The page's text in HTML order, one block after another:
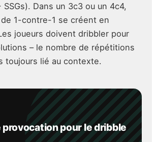
SSGs). Dans un 3c3 ou un 4c4,
1-contre-1 se créent en
joueurs doivent dribbler pour
– le nombre de répétitions
toujours lié au contexte.
provocation pour le dribble